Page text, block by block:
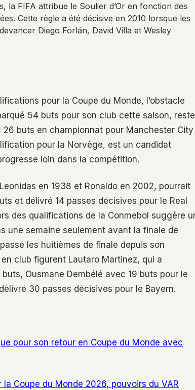
la FIFA attribue le Soulier d’Or en fonction des
Cette règle a été décisive en 2010 lorsque les
Diego Forlán, David Villa et Wesley
pour la Coupe du Monde, l’obstacle
54 buts pour son club cette saison, reste
buts en championnat pour Manchester City
pour la Norvège, est un candidat
loin dans la compétition.
en 1938 et Ronaldo en 2002, pourrait
et délivré 14 passes décisives pour le Real
des qualifications de la Conmebol suggère
une semaine seulement avant la finale de
les huitièmes de finale depuis son
club figurent Lautaro Martinez, qui a
Ousmane Dembélé avec 19 buts pour le
30 passes décisives pour le Bayern.
pour son retour en Coupe du Monde avec
Coupe du Monde 2026, pouvoirs du VAR